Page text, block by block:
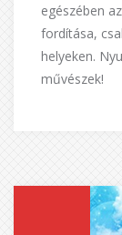
egészében
fordítása,
helyeken.
művészek!